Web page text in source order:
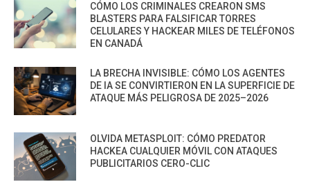
CÓMO LOS CRIMINALES CREARON SMS
BLASTERS PARA FALSIFICAR TORRES
CELULARES Y HACKEAR MILES DE TELÉFONOS
EN CANADÁ
LA BRECHA INVISIBLE: CÓMO LOS AGENTES
DE IA SE CONVIRTIERON EN LA SUPERFICIE DE
ATAQUE MÁS PELIGROSA DE 2025–2026
OLVIDA METASPLOIT: CÓMO PREDATOR
HACKEA CUALQUIER MÓVIL CON ATAQUES
PUBLICITARIOS CERO-CLIC